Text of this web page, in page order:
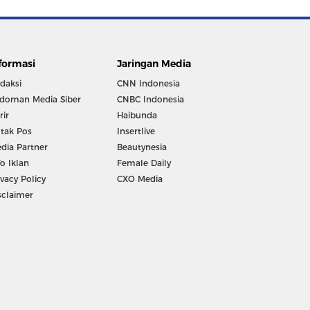
Media Siber
Pos
Partner
Iklan
Policy
Jaringan Media
CNN Indonesia
CNBC Indonesia
Haibunda
Insertlive
Beautynesia
Female Daily
CXO Media